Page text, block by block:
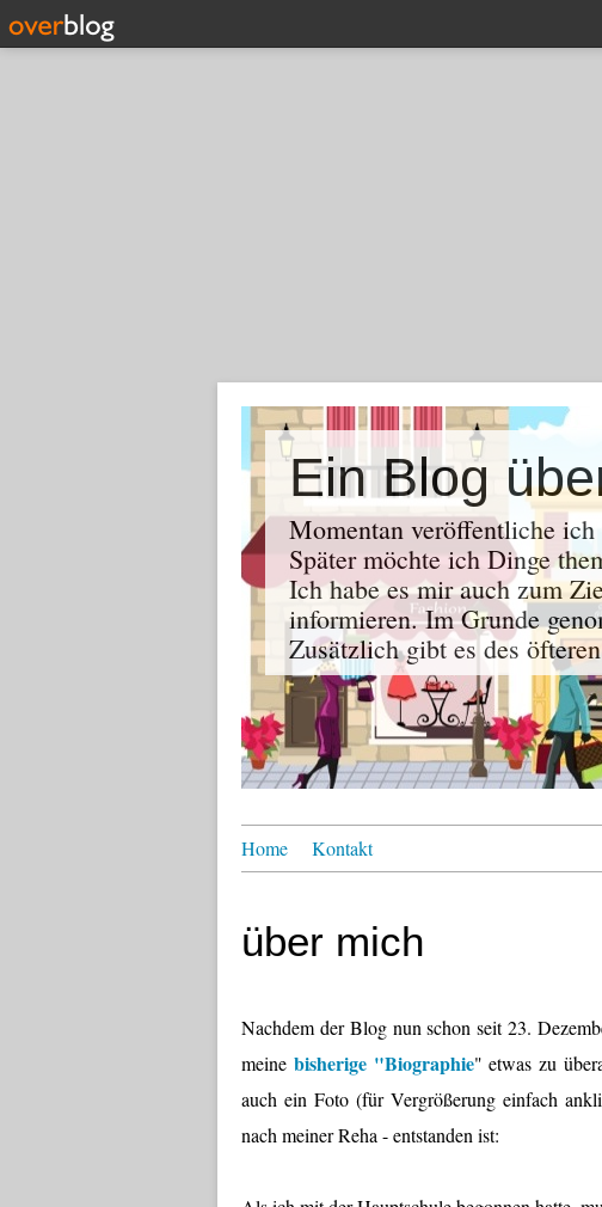
Momentan veröffentliche
Später möchte ich Dinge
Ich habe es mir auch zum
informieren. Im Grunde
Zusätzlich gibt es des
Home Kontakt
über mich
Nachdem der Blog nun schon seit 23.
meine bisherige "Biographie" etwas zu
auch ein Foto (für Vergrößerung einfach
nach meiner Reha - entstanden ist: